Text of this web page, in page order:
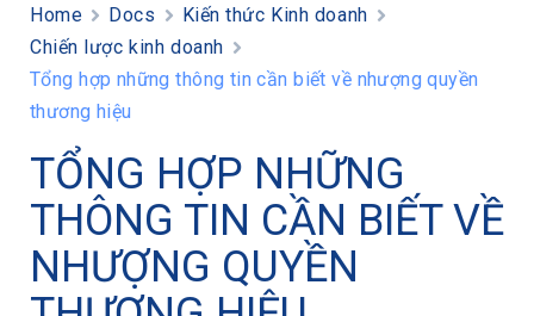
Home Docs
Kiến thức Kinh doanh
Chiến lược kinh doanh
Tổng hợp những thông tin cần biết về nhượng quyền
thương hiệu
TỔNG HỢP NHỮNG
THÔNG TIN CẦN BIẾT VỀ
NHƯỢNG QUYỀN